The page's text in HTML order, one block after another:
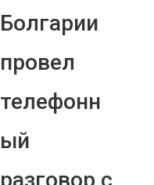
Болгарии
провел
телефонн
ый